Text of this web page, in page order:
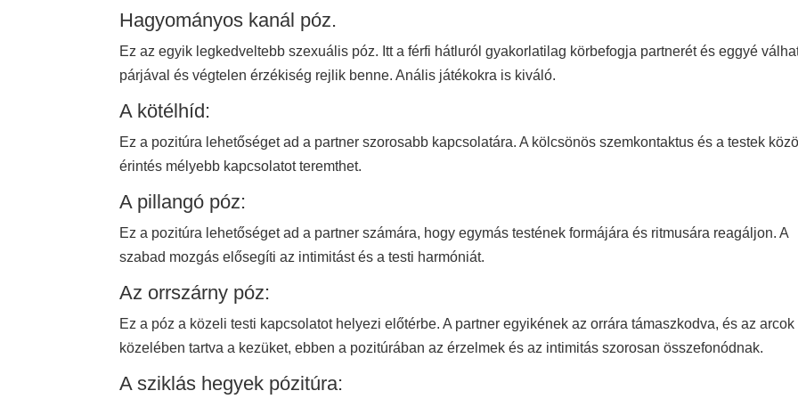
Hagyományos kanál póz.
Ez az egyik legkedveltebb szexuális póz. Itt a férfi hátluról gyakorlatilag körbefogja partnerét és eggyé
párjával és végtelen érzékiség rejlik benne. Anális játékokra is kiváló.
A kötélhíd:
Ez a pozitúra lehetőséget ad a partner szorosabb kapcsolatára. A kölcsönös szemkontaktus és a testek
érintés mélyebb kapcsolatot teremthet.
A pillangó póz:
Ez a pozitúra lehetőséget ad a partner számára, hogy egymás testének formájára és ritmusára reagáljon. A
szabad mozgás elősegíti az intimitást és a testi harmóniát.
Az orrszárny póz:
Ez a póz a közeli testi kapcsolatot helyezi előtérbe. A partner egyikének az orrára támaszkodva, és az arcok
közelében tartva a kezüket, ebben a pozitúrában az érzelmek és az intimitás szorosan összefonódnak.
A sziklás hegyek pózitúra: